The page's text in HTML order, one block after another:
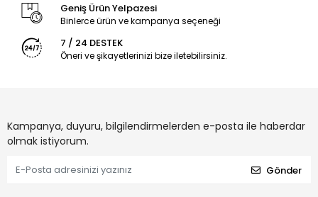
Geniş Ürün Yelpazesi
Binlerce ürün ve kampanya seçeneği
7 / 24 DESTEK
Öneri ve şikayetlerinizi bize iletebilirsiniz.
Kampanya, duyuru, bilgilendirmelerden e-posta ile haberdar
olmak istiyorum.
Gönder